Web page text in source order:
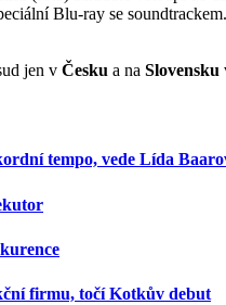
Blu-ray se
jen v Česku a na Slovensku
tempo, vede Lída
firmu, točí Kotkův debut